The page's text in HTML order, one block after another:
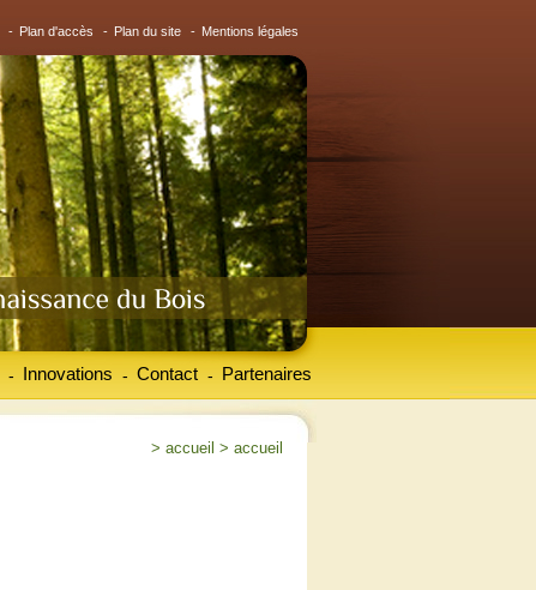
- Plan d'accès - Plan du site - Mentions légales
Innovations
- Contact
- Partenaires
-
> accueil > accueil